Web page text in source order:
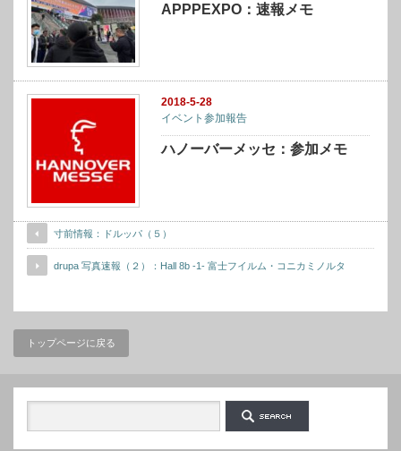
APPPEXPO：速報メモ
2018-5-28
イベント参加報告
ハノーバーメッセ：参加メモ
寸前情報：ドルッパ（５）
drupa 写真速報（２）：Hall 8b -1- 富士フイルム・コニカミノルタ
トップページに戻る